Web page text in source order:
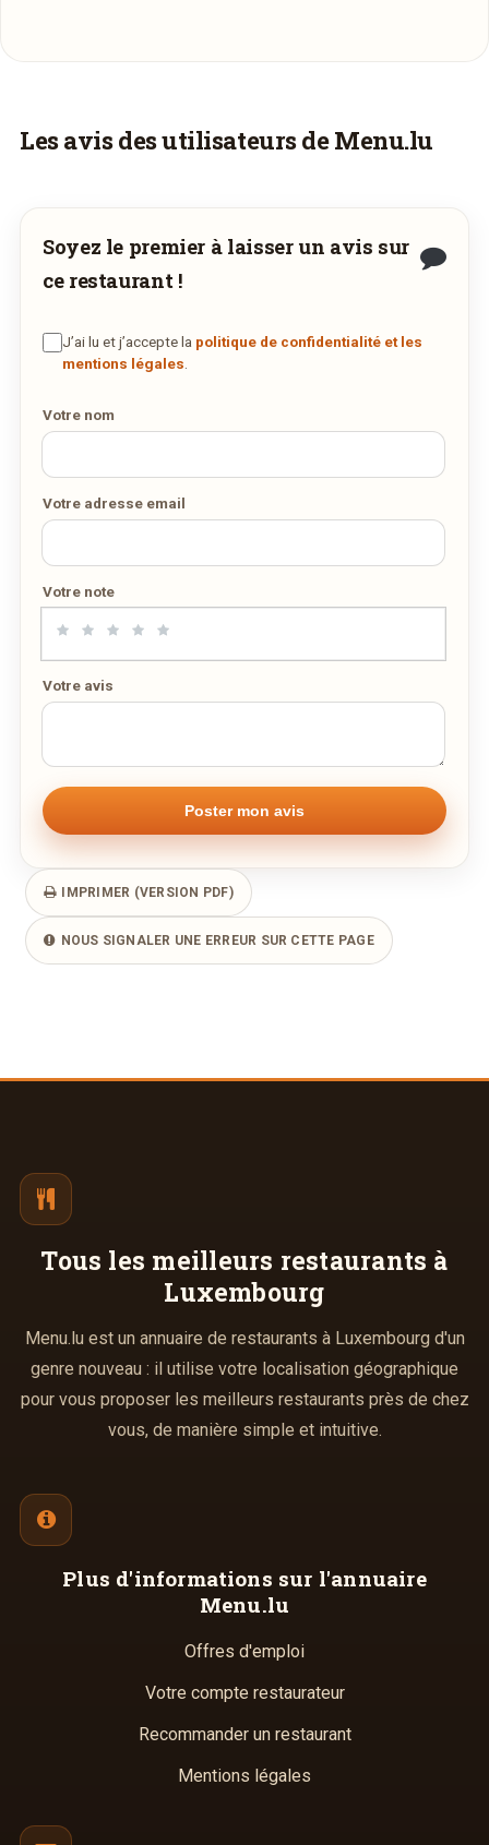
Vous aimeriez être livré ?
en ligne. Demandez-lui de rejoindre
wedely.compour commander et être livré
DES MILLIERS DE PLATS LIVRÉS AU LUXEMBOURG
Les avis des utilisateurs de Menu.lu
Soyez le premier à laisser un avis sur
ce restaurant !
J’ai lu et j’accepte la politique de confidentialité et les
mentions légales
Votre nom
Votre adresse email
Votre note
Votre avis
IMPRIMER (VERSION PDF)
NOUS SIGNALER UNE ERREUR SUR CETTE PAGE
Tous les meilleurs restaurants à
Luxembourg
Menu.lu est un annuaire de restaurants à Luxembourg d'un
genre nouveau : il utilise votre localisation géographique
pour vous proposer les meilleurs restaurants près de chez
vous, de manière simple et intuitive.
Plus d'informations sur l'annuaire
Menu.lu
Offres d'emploi
Votre compte restaurateur
Recommander un restaurant
Mentions légales